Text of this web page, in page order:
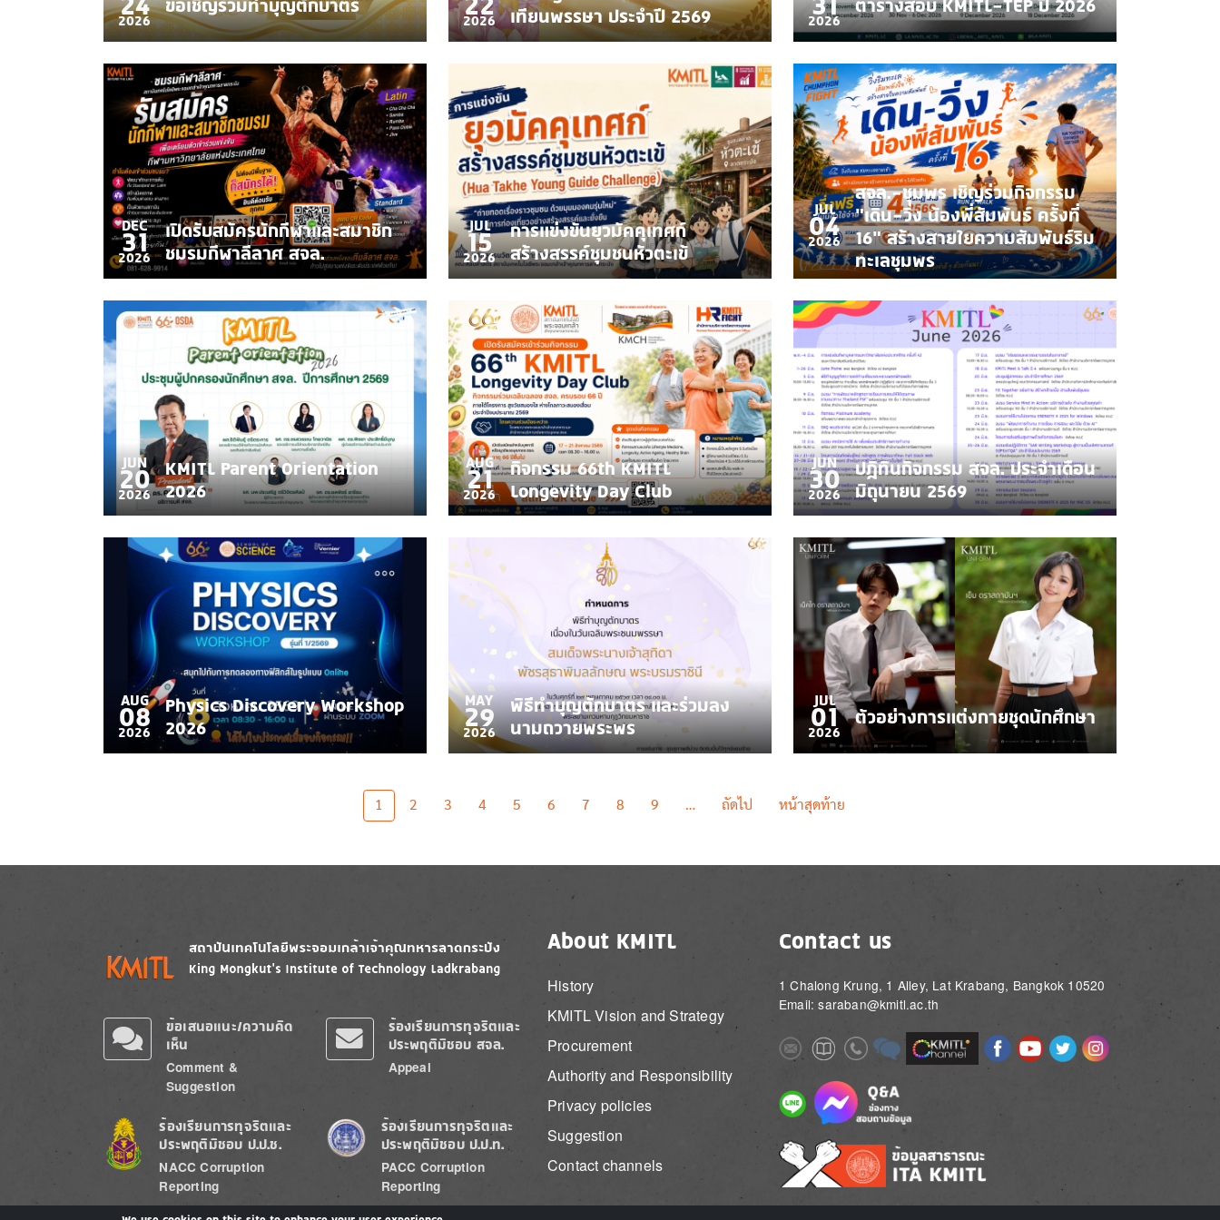
2026
ขอเชิญร่วมทำบุญตักบาตร
2026
เทียนพรรษา ประจำปี 2569
2026
ตารางสอบ KMITL-TEP ปี 2026
DEC
31
2026
เปิดรับสมัครนักกีฬาและสมาชิก
ชมรมกีฬาลีลาศ สจล.
JUL
15
2026
การแข่งขันยุวมัคคุเทศก์
สร้างสรรค์ชุมชนหัวตะเข้
JUL
04
2026
สจล.-ชุมพร เชิญร่วมกิจกรรม
“เดิน-วิ่ง น้องพี่สัมพันธ์ ครั้งที่
16” สร้างสายใยความสัมพันธ์ริม
ทะเลชุมพร
JUN
20
2026
KMITL Parent Orientation
2026
AUG
21
2026
กิจกรรม 66th KMITL
Longevity Day Club
JUN
30
2026
ปฎิทินกิจกรรม สจล. ประจำเดือน
มิถุนายน 2569
AUG
08
2026
Physics Discovery Workshop
2026
MAY
29
2026
พิธีทำบุญตักบาตร และร่วมลง
นามถวายพระพร
JUL
01
2026
ตัวอย่างการแต่งกายชุดนักศึกษา
1 2 3 4 5 6 7 8 9 … ถัดไป Next page
หน้าสุดท้าย
Image Image
ข้อเสนอแนะ/ความคิด
เห็น
Comment &
Suggestion
ร้องเรียนการทุจริตและ
ประพฤติมิชอบ สจล.
Appeal
Image
ร้องเรียนการทุจริตและ
ประพฤติมิชอบ ป.ป.ช.
NACC Corruption
Reporting
Image
ร้องเรียนการทุจริตและ
ประพฤติมิชอบ ป.ป.ท.
PACC Corruption
Reporting
About KMITL
History
KMITL Vision and Strategy
Procurement
Authority and Responsibility
Privacy policies
Suggestion
Contact channels
Contact us
1 Chalong Krung, 1 Alley, Lat Krabang, Bangkok 10520
Email: saraban@kmitl.ac.th
ImageImageImageImage Image ImageImageImageImage
Image Image
Image